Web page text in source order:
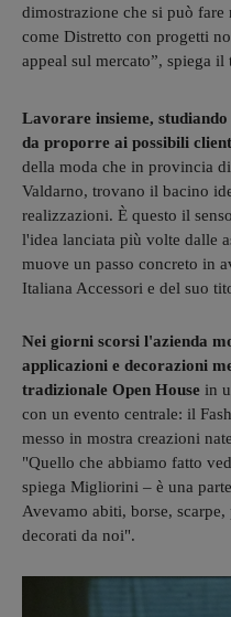
dimostrazione che si può fare
come Distretto con progetti
appeal sul mercato”, spiega
Lavorare insieme,
da proporre ai possibili
della moda che in provincia
Valdarno, trovano il bacino
realizzazioni. È questo il
l'idea lanciata più volte dalle
muove un passo concreto in
Italiana Accessori e del suo
Nei giorni scorsi l'azienda
applicazioni e decorazioni
tradizionale Open House in
con un evento centrale: il
messo in mostra creazioni
"Quello che abbiamo fatto
spiega Migliorini – è una
Avevamo abiti, borse,
decorati da noi".